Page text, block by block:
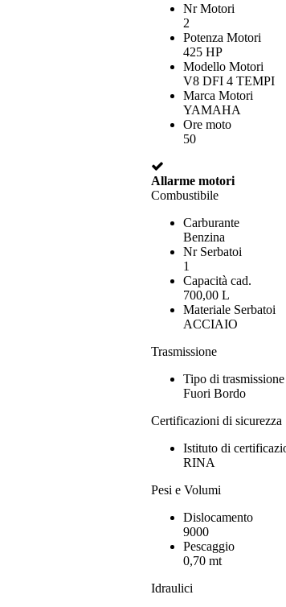
Nr Motori
2
Potenza Motori
425 HP
Modello Motori
V8 DFI 4 TEMPI
Marca Motori
YAMAHA
Ore moto
50
Allarme motori
Combustibile
Carburante
Benzina
Nr Serbatoi
1
Capacità cad.
700,00 L
Materiale Serbatoi
ACCIAIO
Trasmissione
Tipo di trasmissione
Fuori Bordo
Certificazioni di sicurezza
Istituto di
RINA
Pesi e Volumi
Dislocamento
9000
Pescaggio
0,70 mt
Idraulici